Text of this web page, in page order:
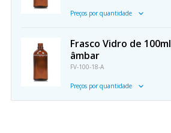
Preços por quantidade
Frasco Vidro de 100ml
âmbar
FV-100-18-A
Preços por quantidade